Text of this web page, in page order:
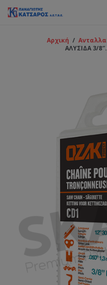
Αρχική /
ΑΛΥΣΙΔΑ 3/